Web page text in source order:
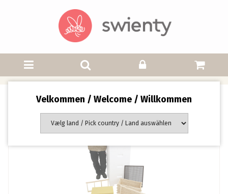
Velkommen / Welcome / Willkommen